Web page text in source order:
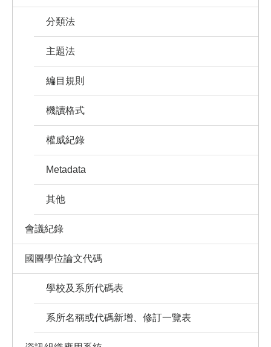
分類法
主題法
編目規則
機讀格式
權威紀錄
Metadata
其他
會議紀錄
國圖學位論文代碼
學校及系所代碼表
系所名稱或代碼新增、修訂一覽表